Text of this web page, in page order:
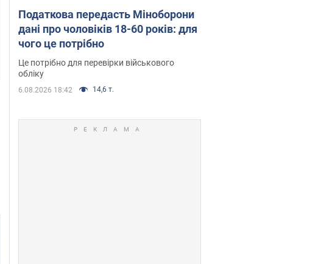
Податкова передасть Міноборони
дані про чоловіків 18-60 років: для
чого це потрібно
Це потрібно для перевірки військового
обліку
6.08.2026 18:42 14,6 т.